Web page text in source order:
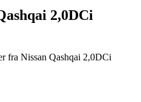
2,0DCi
fra Nissan Qashqai 2,0DCi